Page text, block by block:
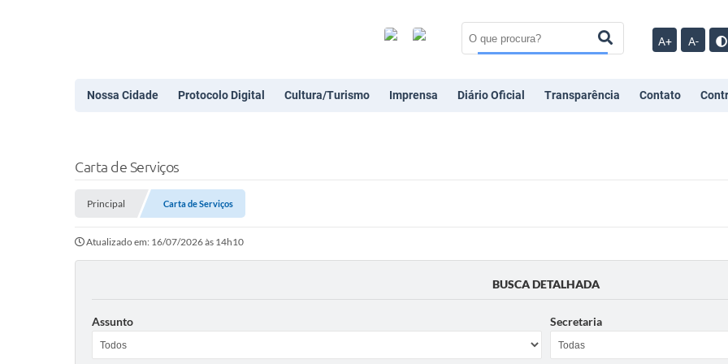
A+ A-
Nossa Cidade Protocolo Digital Cultura/Turismo Imprensa Diário Oficial Transparência Contato
Carta de Serviços
Principal Carta de Serviços
Atualizado em: 16/07/2026 às 14h10
BUSCA DETALHADA
Assunto Secretaria